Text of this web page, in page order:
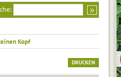
Kopf
DRUCKEN